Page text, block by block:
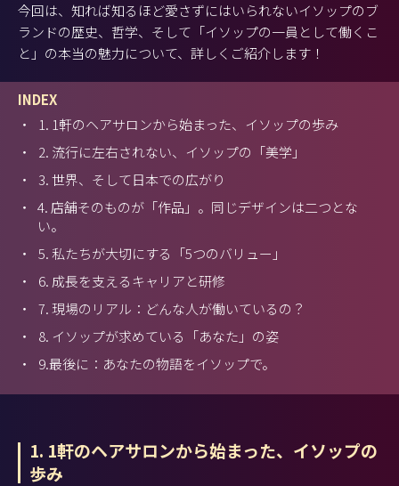
今回は、知れば知るほど愛さずにはいられないイソップのブ
ランドの歴史、哲学、そして「イソップの一員として働くこ
と」の本当の魅力について、詳しくご紹介します！
INDEX
・
1. 1軒のヘアサロンから始まった、イソップの歩み
・
2. 流行に左右されない、イソップの「美学」
・
3. 世界、そして日本での広がり
・
4. 店舗そのものが「作品」。同じデザインは二つとな
い。
・
5. 私たちが大切にする「5つのバリュー」
・
6. 成長を支えるキャリアと研修
・
7. 現場のリアル：どんな人が働いているの？
・
8. イソップが求めている「あなた」の姿
・
9.最後に：あなたの物語をイソップで。
1. 1軒のヘアサロンから始まった、イソップの
歩み